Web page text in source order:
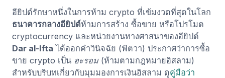
อียิปต์รักษาหนึ่งในการห้าม crypto ที่เข้มงวดที่สุดในโลก
ธนาคารกลางอียิปต์ห้ามการสร้าง ซื้อขาย หรือโปรโมต
cryptocurrency และหน่วยงานทางศาสนาของอียิปต์
Dar al-Ifta ได้ออกคำวินิจฉัย (ฟัตวา) ประกาศว่าการซื้อ
ขาย crypto เป็น ฮะรอม(ห้ามตามกฎหมายอิสลาม)
สำหรับบริบทเกี่ยวกับมุมมองการเงินอิสลาม ดูคู่มือว่า